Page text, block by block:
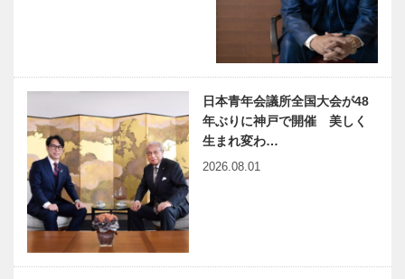
日本青年会議所全国大会が48
年ぶりに神戸で開催 美しく
生まれ変わ…
2026.08.01